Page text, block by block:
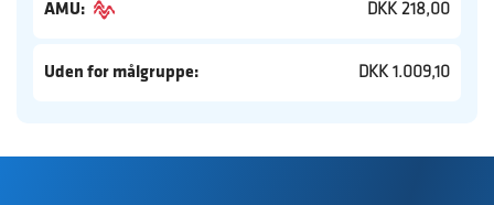
AMU: DKK 218,00
Uden for målgruppe: DKK 1.009,10